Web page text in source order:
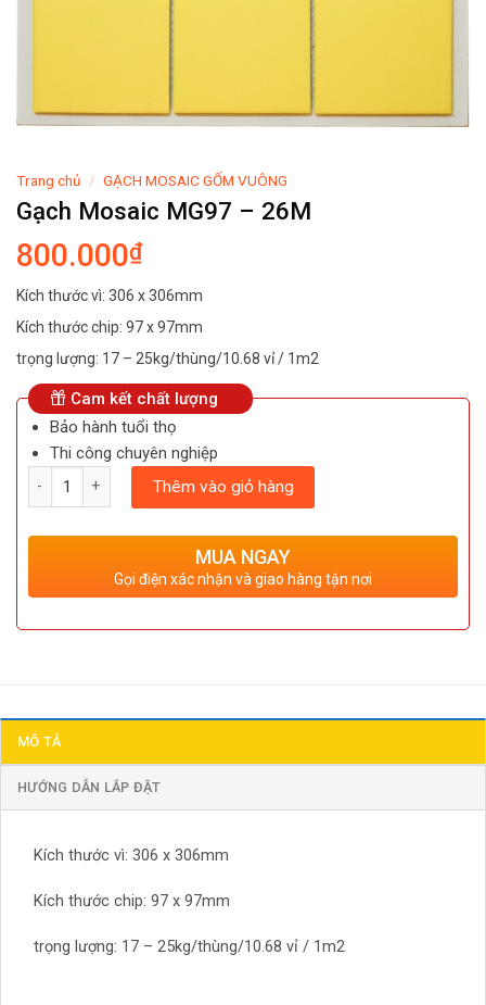
Trang chủ / GẠCH MOSAIC GỐM VUÔNG
Gạch Mosaic MG97 – 26M
800.000₫
Kích thước vì: 306 x 306mm
Kích thước chip: 97 x 97mm
trọng lượng: 17 – 25kg/thùng/10.68 vỉ / 1m2
Cam kết chất lượng
Bảo hành tuổi thọ
Thi công chuyên nghiệp
Số lượng
Thêm vào giỏ hàng
MUA NGAY
Gọi điện xác nhận và giao hàng tận nơi
MÔ TẢ
HƯỚNG DẪN LẮP ĐẶT
Kích thước vì: 306 x 306mm
Kích thước chip: 97 x 97mm
trọng lượng: 17 – 25kg/thùng/10.68 vỉ / 1m2